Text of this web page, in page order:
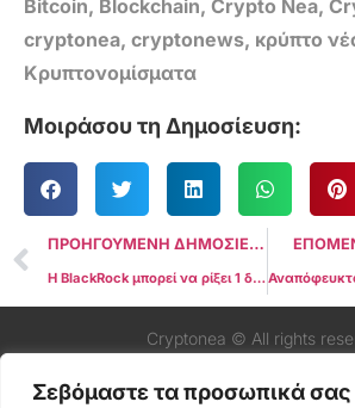
Σεβόμαστε τα προσωπικά
Bitcoin, Blockchain, Crypto Nea,
cryptonea, cryptonews, κρύπτο
Κρυπτονομίσματα
Μοιράσου τη Δημοσίευση:
ΠΡΟΗΓΟΥΜΕΝΗ ΔΗΜΟΣΙΕΥΣΗ
Η BlackRock μπορεί να ρίξει 1 δισεκατομμύριο δολάρια στο Bitcoin λίγο μετά την έναρξη του ETF
Cryptonea © All rights